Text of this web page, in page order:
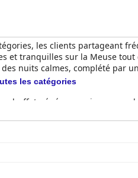
les clients partageant
et tranquilles sur la Meuse
nuits calmes, complété par
buffet généreux qui
souvent à celui des
beaucoup offrant des
attentions bien pensées,
bien-être général.
les catégories